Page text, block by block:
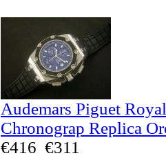
Audemars Piguet
Chronograp Replica
€416 €311